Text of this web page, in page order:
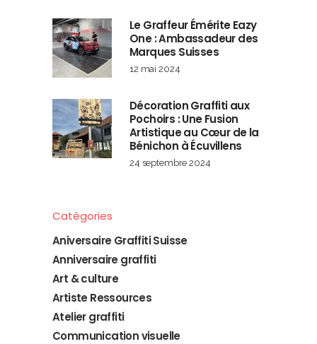
Le Graffeur Émérite Eazy
One : Ambassadeur des
Marques Suisses
12 mai 2024
Décoration Graffiti aux
Pochoirs : Une Fusion
Artistique au Cœur de la
Bénichon à Écuvillens
24 septembre 2024
Catégories
Aniversaire Graffiti Suisse
Anniversaire graffiti
Art & culture
Artiste Ressources
Atelier graffiti
Communication visuelle